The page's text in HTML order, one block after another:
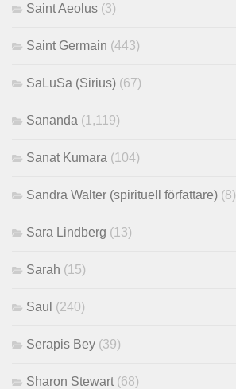
Saint Aeolus (3)
Saint Germain (443)
SaLuSa (Sirius) (67)
Sananda (1,119)
Sanat Kumara (104)
Sandra Walter (spirituell författare) (8)
Sara Lindberg (13)
Sarah (15)
Saul (240)
Serapis Bey (39)
Sharon Stewart (68)